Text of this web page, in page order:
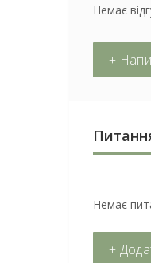
Немає
+
Немає
+